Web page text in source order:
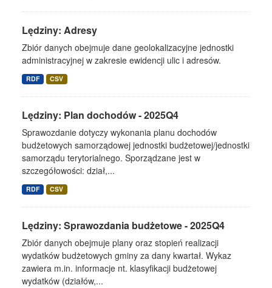
Lędziny: Adresy
Zbiór danych obejmuje dane geolokalizacyjne jednostki
administracyjnej w zakresie ewidencji ulic i adresów.
RDF CSV
Lędziny: Plan dochodów - 2025Q4
Sprawozdanie dotyczy wykonania planu dochodów
budżetowych samorządowej jednostki budżetowej/jednostki
samorządu terytorialnego. Sporządzane jest w
szczegółowości: dział,...
RDF CSV
Lędziny: Sprawozdania budżetowe - 2025Q4
Zbiór danych obejmuje plany oraz stopień realizacji
wydatków budżetowych gminy za dany kwartał. Wykaz
zawiera m.in. informacje nt. klasyfikacji budżetowej
wydatków (działów,...